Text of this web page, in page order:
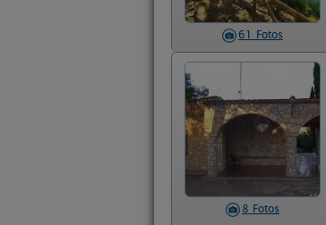
61 Fotos
8 Fotos